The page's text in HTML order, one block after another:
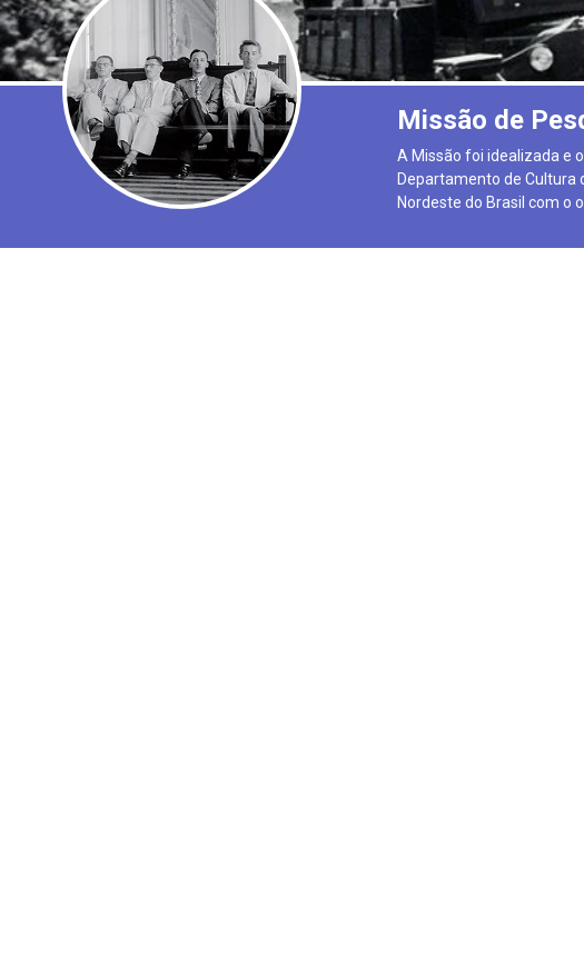
Missão de
A Missão foi idealizada e
Departamento de Cultura
Nordeste do Brasil com o